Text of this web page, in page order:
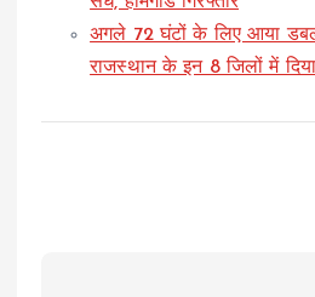
अगले 72 घंटों के लिए आया डबल
राजस्थान के इन 8 जिलों में